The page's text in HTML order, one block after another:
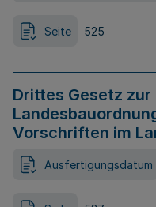
Seite 525
Drittes Gesetz
Vorschriften im
Ausfertigungsdatum